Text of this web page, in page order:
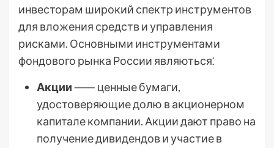
инвесторам широкий спектр инструментов
для вложения средств и управления
рисками. Основными инструментами
фондового рынка России являються⁚
Акции⸺ ценные бумаги,
удостоверяющие долю в акционерном
капитале компании. Акции дают право на
получение дивидендов и участие в